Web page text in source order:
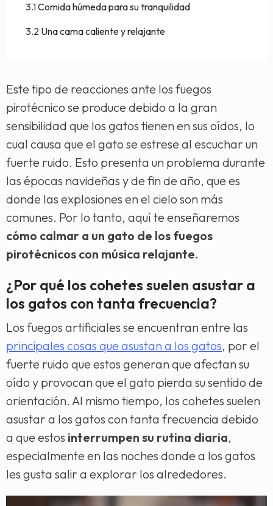
Comida húmeda para su tranquilidad
Una cama caliente y relajante
Este tipo de reacciones ante los fuegos
pirotécnico se produce debido a la gran
sensibilidad que los gatos tienen en sus oídos, lo
cual causa que el gato se estrese al escuchar un
fuerte ruido. Esto presenta un problema durante
las épocas navideñas y de fin de año, que es
donde las explosiones en el cielo son más
comunes. Por lo tanto, aquí te enseñaremos
cómo calmar a un gato de los fuegos
pirotécnicos con música relajante.
¿Por qué los cohetes suelen asustar a
los gatos con tanta frecuencia?
Los fuegos artificiales se encuentran entre las
principales cosas que asustan a los gatos, por el
fuerte ruido que estos generan que afectan su
oído y provocan que el gato pierda su sentido de
orientación. Al mismo tiempo, los cohetes suelen
asustar a los gatos con tanta frecuencia debido
a que estos interrumpen su rutina diaria,
especialmente en las noches donde a los gatos
les gusta salir a explorar los alrededores.